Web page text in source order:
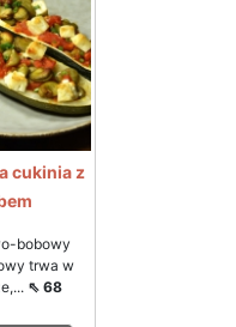
cukinia z
bobowy
trwa w
⇖ 68